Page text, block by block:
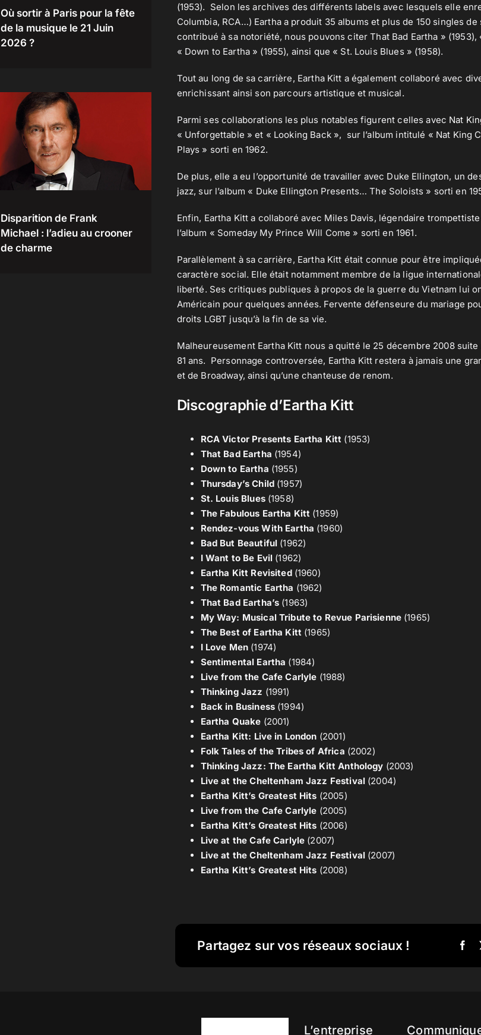
Où sortir à Paris pour la fête
de la musique le 21 Juin
2026 ?
Disparition de Frank
Michael : l’adieu au crooner
de charme
(1953). Selon les archives des différents labels avec lesquels elle
Columbia, RCA…) Eartha a produit 35 albums et plus de 150 singles
contribué à sa notoriété, nous pouvons citer That Bad Eartha » (1953),
« Down to Eartha » (1955), ainsi que « St. Louis Blues » (1958).
Tout au long de sa carrière, Eartha Kitt a également collaboré avec
enrichissant ainsi son parcours artistique et musical.
Parmi ses collaborations les plus notables figurent celles avec Nat
« Unforgettable » et « Looking Back », sur l’album intitulé « Nat King
Plays » sorti en 1962.
De plus, elle a eu l’opportunité de travailler avec Duke Ellington, un
jazz, sur l’album « Duke Ellington Presents… The Soloists » sorti en
Enfin, Eartha Kitt a collaboré avec Miles Davis, légendaire
l’album « Someday My Prince Will Come » sorti en 1961.
Parallèlement à sa carrière, Eartha Kitt était connue pour être
caractère social. Elle était notamment membre de la ligue
liberté. Ses critiques publiques à propos de la guerre du Vietnam lui
Américain pour quelques années. Fervente défenseure du mariage
droits LGBT jusqu’à la fin de sa vie.
Malheureusement Eartha Kitt nous a quitté le 25 décembre 2008 suite
81 ans. Personnage controversée, Eartha Kitt restera à jamais une
et de Broadway, ainsi qu’une chanteuse de renom.
Discographie d’Eartha Kitt
RCA Victor Presents Eartha Kitt (1953)
That Bad Eartha (1954)
Down to Eartha (1955)
Thursday’s Child(1957)
St. Louis Blues(1958)
The Fabulous Eartha Kitt (1959)
Rendez-vous With Eartha (1960)
Bad But Beautiful (1962)
I Want to Be Evil (1962)
Eartha Kitt Revisited(1960)
The Romantic Eartha (1962)
That Bad Eartha’s (1963)
My Way: Musical Tribute to Revue Parisienne (1965)
The Best of Eartha Kitt (1965)
I Love Men (1974)
Sentimental Eartha (1984)
Live from the Cafe Carlyle (1988)
Thinking Jazz (1991)
Back in Business(1994)
Eartha Quake (2001)
Eartha Kitt: Live in London (2001)
Folk Tales of the Tribes of Africa (2002)
Thinking Jazz: The Eartha Kitt Anthology (2003)
Live at the Cheltenham Jazz Festival(2004)
Eartha Kitt’s Greatest Hits (2005)
Live from the Cafe Carlyle (2005)
Eartha Kitt’s Greatest Hits (2006)
Live at the Cafe Carlyle (2007)
Live at the Cheltenham Jazz Festival(2007)
Eartha Kitt’s Greatest Hits (2008)
Partagez sur vos réseaux sociaux !
L’entreprise